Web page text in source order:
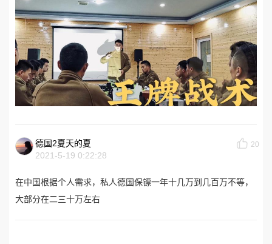
德国2夏天的夏
2021-5-19 0:22:28
20
在中国根据个人需求，私人德国保镖一年十几万到几百万不等，
大部分在二三十万左右